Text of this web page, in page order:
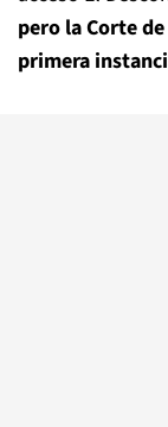
pero la Corte
primera